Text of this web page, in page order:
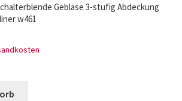
Gebläse 3-stufig Abdeckung
w461